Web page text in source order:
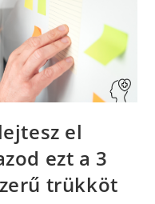
el
ezt a 3
trükköt